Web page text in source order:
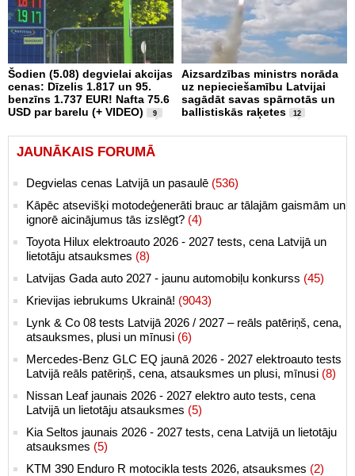
Šodien (5.08) degvielai akcijas
cenas: Dīzelis 1.817 un 95.
benzīns 1.737 EUR! Nafta 75.6
USD par barelu (+ VIDEO)
9
Aizsardzības ministrs norāda
uz nepieciešamību Latvijai
sagādāt savas spārnotās un
ballistiskās raķetes
12
JAUNĀKAIS FORUMĀ
Degvielas cenas Latvijā un pasaulē (536)
Kāpēc atsevišķi motodeģenerāti brauc ar tālajām gaismām un
ignorē aicinājumus tās izslēgt? (4)
Toyota Hilux elektroauto 2026 - 2027 tests, cena Latvijā un
lietotāju atsauksmes (8)
Latvijas Gada auto 2027 - jaunu automobiļu konkurss (45)
Krievijas iebrukums Ukrainā! (9043)
Lynk & Co 08 tests Latvijā 2026 / 2027 – reāls patēriņš, cena,
atsauksmes, plusi un mīnusi (6)
Mercedes-Benz GLC EQ jaunā 2026 - 2027 elektroauto tests
Latvijā reāls patēriņš, cena, atsauksmes un plusi, mīnusi (8)
Nissan Leaf jaunais 2026 - 2027 elektro auto tests, cena
Latvijā un lietotāju atsauksmes (5)
Kia Seltos jaunais 2026 - 2027 tests, cena Latvijā un lietotāju
atsauksmes (5)
KTM 390 Enduro R motocikla tests 2026, atsauksmes (2)